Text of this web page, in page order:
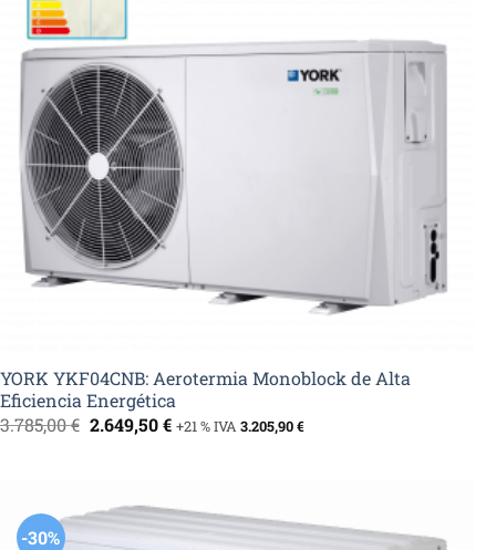
YORK YKF04CNB: Aerotermia Monoblock de Alta
Eficiencia Energética
3.785,00€ El
precio
2.649,50€El
+21 % IVA 3.205,90€
-30%